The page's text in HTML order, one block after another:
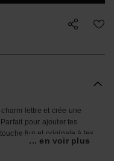
lettre et crée une
pour ajouter tes
fun et originale à tes
... en voir plus